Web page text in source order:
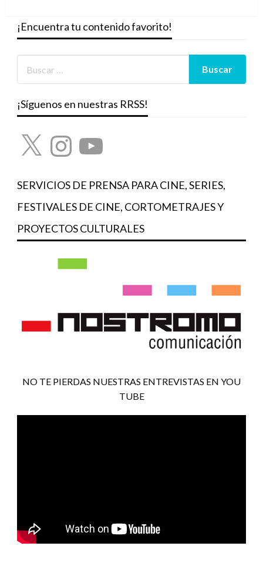
¡Encuentra tu contenido favorito!
¡Síguenos en nuestras RRSS!
X InstagramYouTube
SERVICIOS DE PRENSA PARA CINE, SERIES,
FESTIVALES DE CINE, CORTOMETRAJES Y
PROYECTOS CULTURALES
NO TE PIERDAS NUESTRAS ENTREVISTAS EN YOU
TUBE